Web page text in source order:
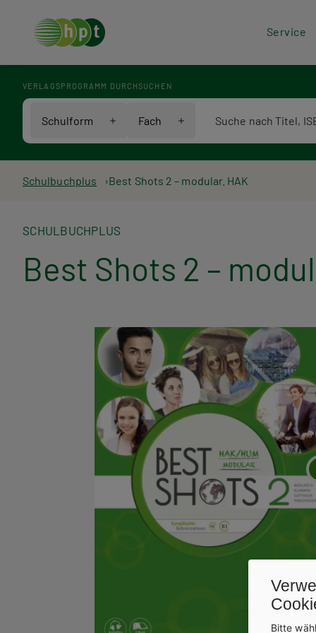
Service
VERLAGSPROGRAMM DURCHSUCHEN
Schulform Fach
Pfadnavigation
Schulbuchplus Best Shots 2 – modular. HAK
SCHULBUCHPLUS
Best Shots 2 –
Bitte